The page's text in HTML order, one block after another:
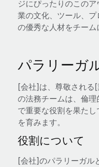
ジにぴったりのこの
業の文化、ツール、
の優秀な人材をチーム
パラリーガ
[会社]は、尊敬される
の法務チームは、倫
で重要な役割を果た
を育みます。
役割について
[会社]のパラリーガル